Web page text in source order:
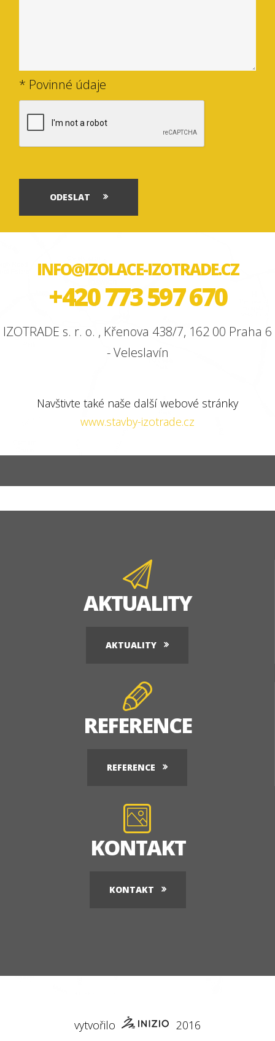
* Povinné údaje
ODESLAT
INFO@IZOLACE-IZOTRADE.CZ
+420 773 597 670
IZOTRADE s. r. o. , Křenova 438/7, 162 00 Praha 6
- Veleslavín
Navštivte také naše další webové stránky
www.stavby-izotrade.cz
AKTUALITY
AKTUALITY
REFERENCE
REFERENCE
KONTAKT
KONTAKT
vytvořilo 2016